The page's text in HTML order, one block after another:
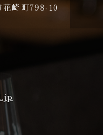
崎町798-10